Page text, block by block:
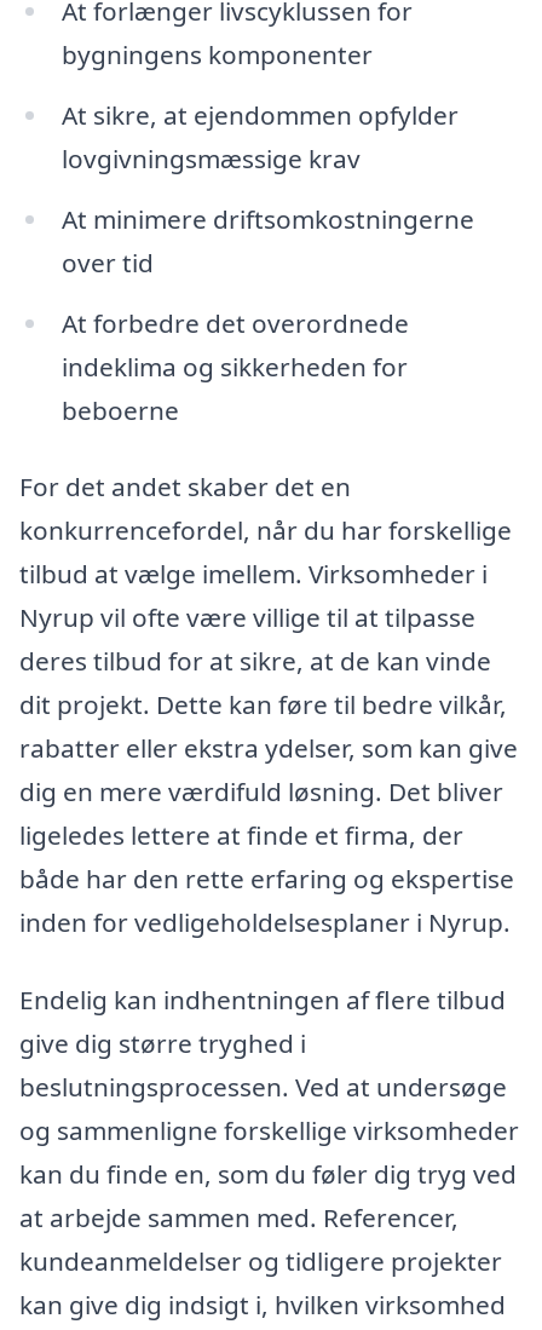
At forlænger livscyklussen for
bygningens komponenter
At sikre, at ejendommen opfylder
lovgivningsmæssige krav
At minimere driftsomkostningerne
over tid
At forbedre det overordnede
indeklima og sikkerheden for
beboerne
For det andet skaber det en
konkurrencefordel, når du har forskellige
tilbud at vælge imellem. Virksomheder i
Nyrup vil ofte være villige til at tilpasse
deres tilbud for at sikre, at de kan vinde
dit projekt. Dette kan føre til bedre vilkår,
rabatter eller ekstra ydelser, som kan give
dig en mere værdifuld løsning. Det bliver
ligeledes lettere at finde et firma, der
både har den rette erfaring og ekspertise
inden for vedligeholdelsesplaner i Nyrup.
Endelig kan indhentningen af flere tilbud
give dig større tryghed i
beslutningsprocessen. Ved at undersøge
og sammenligne forskellige virksomheder
kan du finde en, som du føler dig tryg ved
at arbejde sammen med. Referencer,
kundeanmeldelser og tidligere projekter
kan give dig indsigt i, hvilken virksomhed